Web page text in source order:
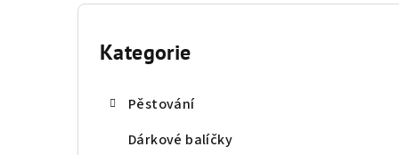
P
Přeskočit
Kategorie
Pěstování
Dárkové balíčky